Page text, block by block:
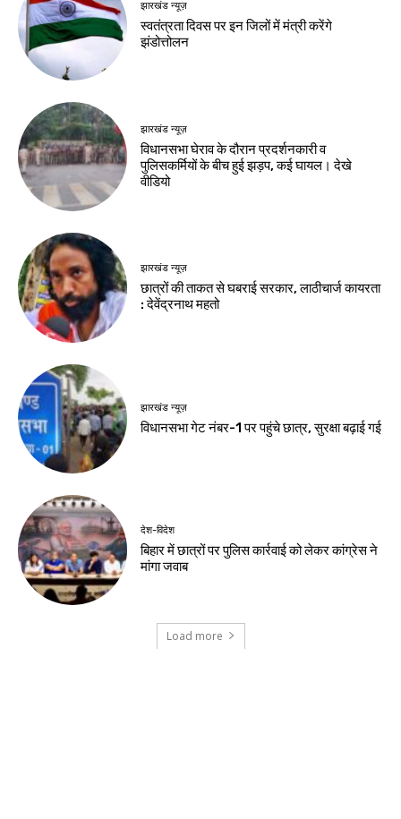
झारखंड न्यूज़
एंबुलेंस से विधानसभा
घेराव में पहुंचे देवेंद्रनाथ
Birsa Bhumi Live
August 10, 2026
जमशेदपुर
August 10, 2026
झारखंड न्यूज़
झारखंड विधानसभा में
8,399 करोड़ का
अनुपूरक बजट पारित
Birsa Bhumi Live
नवीनतम लेख
पुलिसकर्मियों के बीच हुई झड़प, कई घायल। देखे
वीडियो